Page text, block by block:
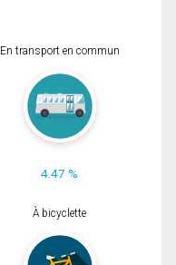
En transport en commun
4.47 %
À bicyclette